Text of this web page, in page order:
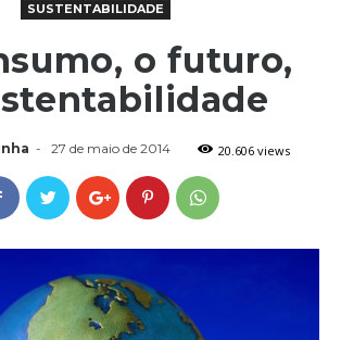
SUSTENTABILIDADE
o futuro,
- 27 de maio de 2014 20.606 views